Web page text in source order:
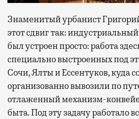
Знаменитый урбанист
этот сдвиг так:
был устроен просто: работа
специально выстроенных под
Сочи, Ялты и Ессентуков, куда
организованно вывозили по
отлаженный механизм-
быта. Под эту задачу работало